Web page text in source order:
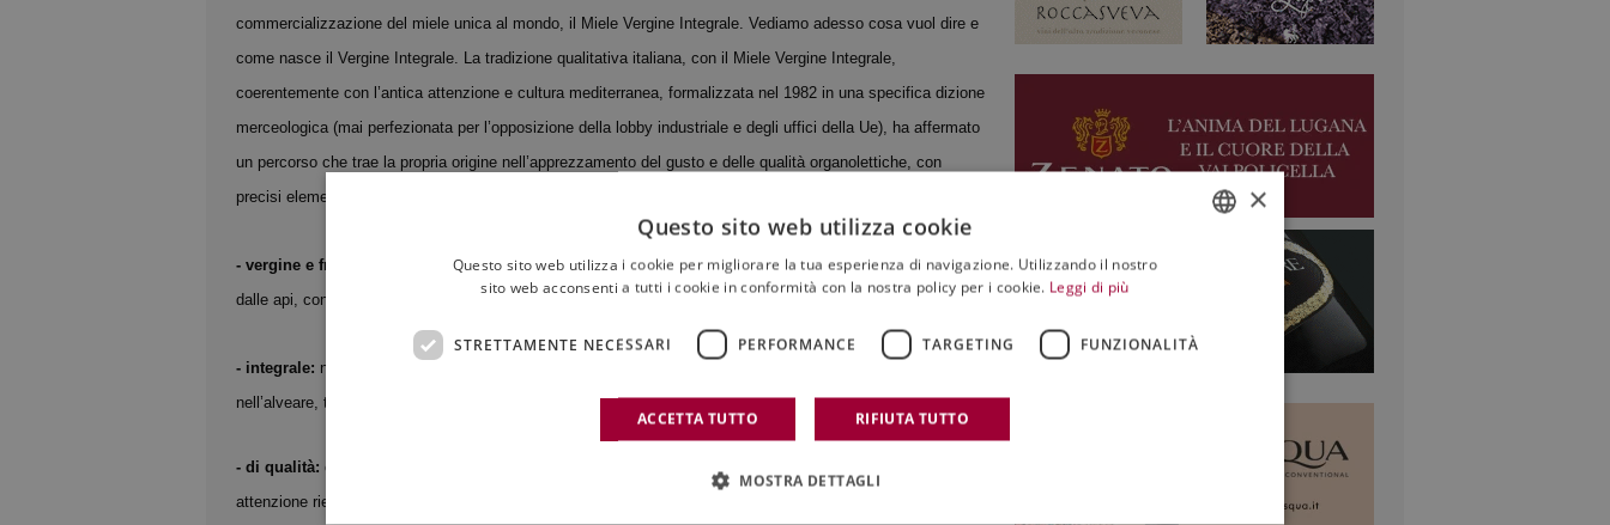
commercializzazione del miele unica al mondo, il Miele Vergine Integrale. Vediamo adesso cosa vuol dire e
come nasce il Vergine Integrale. La tradizione qualitativa italiana, con il Miele Vergine Integrale,
coerentemente con l’antica attenzione e cultura mediterranea, formalizzata nel 1982 in una specifica dizione
merceologica (mai perfezionata per l’opposizione della lobby industriale e degli uffici della Ue), ha affermato
un percorso che trae la propria origine nell’apprezzamento del gusto e delle qualità organolettiche, con
precisi elementi di differenziazione:
- vergine e fresco:
parametro di freschezza inferiore alla norma di oltre un terzo così come ci è donato
dalle api, con un valore di soglia di commercializzazione tale da imporre il circuito commerciale veloce.
- integrale: non sottoposto a trattamenti termici a temperature superiori a quelle presenti in natura,
nell’alveare, tali da modificarne lo stato fisico, organolettico ed i vivi apporti nutrizionali.
- di qualità: contenuto in acqua ridotto, rispetto ai valori della normativa, solo i mieli frutto di cura ed
attenzione rientrano in tale parametro solo con il tipo d’ arnia di migliore: con favi dedicati solo al miele.
×
Questo sito web utilizza cookie
Questo sito web utilizza i cookie per migliorare la tua esperienza di navigazione. Utilizzando il nostro
sito web acconsenti a tutti i cookie in conformità con la nostra policy per i cookie. Leggi di più
STRETTAMENTE NECESSARI PERFORMANCE TARGETING FUNZIONALITÀ
ACCETTA TUTTO RIFIUTA TUTTO
MOSTRA DETTAGLI